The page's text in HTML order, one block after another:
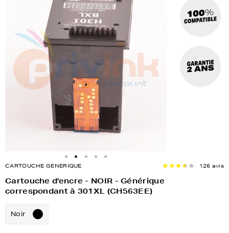
CARTOUCHE GENERIQUE 126 avis
Cartouche d'encre - NOIR - Générique
correspondant à 301XL (CH563EE)
Noir